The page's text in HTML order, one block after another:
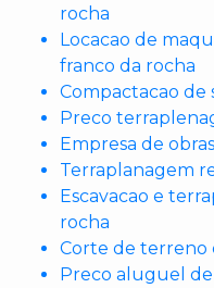
rocha
Locacao de
franco da rocha
Compactacao de
Preco
Empresa de
Terraplanagem
Escavacao e
rocha
Corte de terreno
Preco aluguel